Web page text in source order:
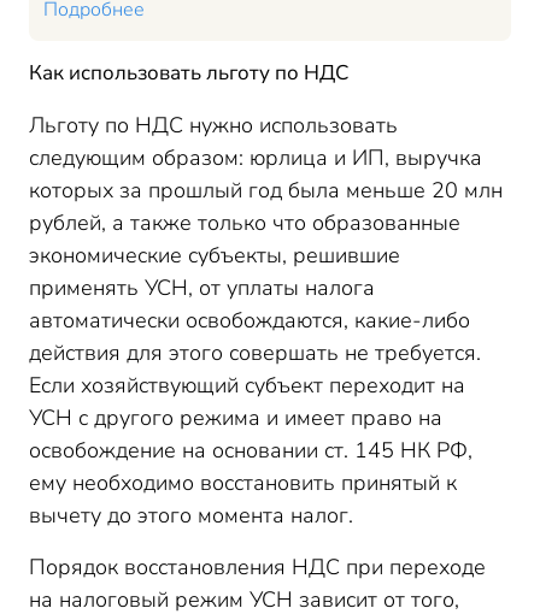
Подробнее
Как использовать льготу по НДС
Льготу по НДС нужно использовать
следующим образом: юрлица и ИП, выручка
которых за прошлый год была меньше 20 млн
рублей, а также только что образованные
экономические субъекты, решившие
применять УСН, от уплаты налога
автоматически освобождаются, какие-либо
действия для этого совершать не требуется.
Если хозяйствующий субъект переходит на
УСН с другого режима и имеет право на
освобождение на основании ст. 145 НК РФ,
ему необходимо восстановить принятый к
вычету до этого момента налог.
Порядок восстановления НДС при переходе
на налоговый режим УСН зависит от того,